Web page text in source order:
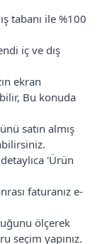
tabanı ile %100
iç ve dış
ekran
Bu konuda
satın almış
'Ürün
faturanız e-
ölçerek
seçim yapınız.